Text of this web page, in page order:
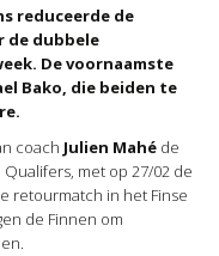
reduceerde de
de dubbele
De voornaamste
Bako, die beiden te
coach Julien Mahé de
met op 27/02 de
retourmatch in het Finse
de Finnen om